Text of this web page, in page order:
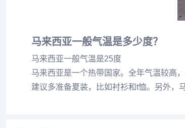
马来西亚一般气温是多少度？
马来西亚一般气温是25度
马来西亚是一个热带国家。全年气温较高
建议多准备夏装，比如衬衫和t恤。另外，